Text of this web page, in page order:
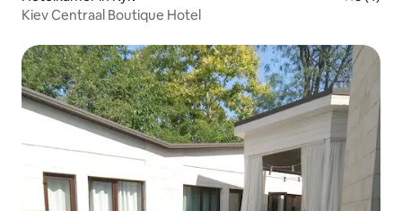
Kiev Centraal Boutique Hotel